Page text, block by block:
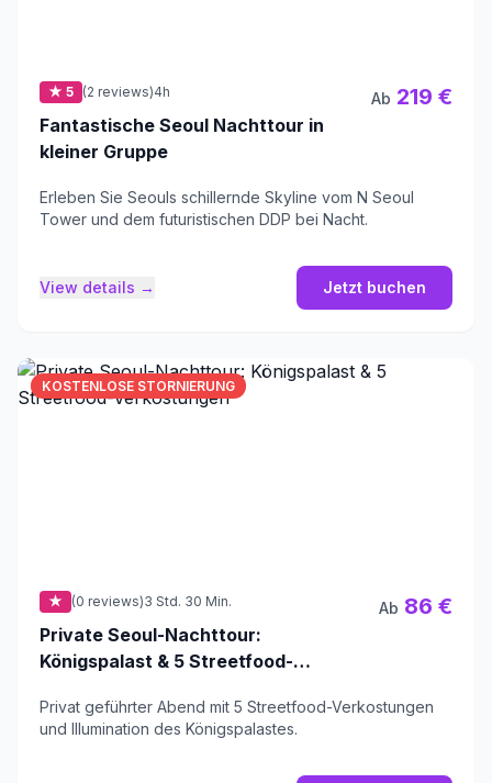
★ 5 (2 reviews)4h
Fantastische Seoul Nachttour in
kleiner Gruppe
Ab 219 €
Erleben Sie Seouls schillernde Skyline vom N Seoul
Tower und dem futuristischen DDP bei Nacht.
View details → Jetzt buchen
KOSTENLOSE STORNIERUNG
★ (0 reviews)3 Std. 30 Min.
Private Seoul-Nachttour:
Königspalast & 5 Streetfood-
Ab 86 €
Privat geführter Abend mit 5 Streetfood-Verkostungen
und Illumination des Königspalastes.